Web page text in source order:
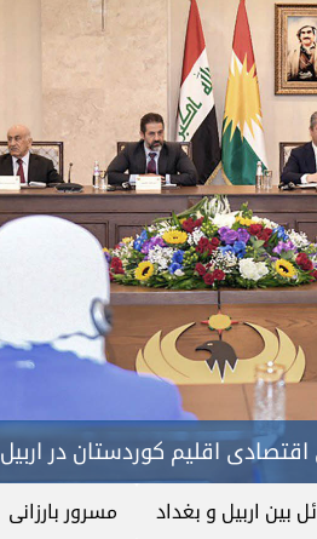
اقلیم کوردستان در اربیل
بین اربیل و بغداد مسرور بارزانی